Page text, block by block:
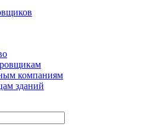
компаниям
зданий